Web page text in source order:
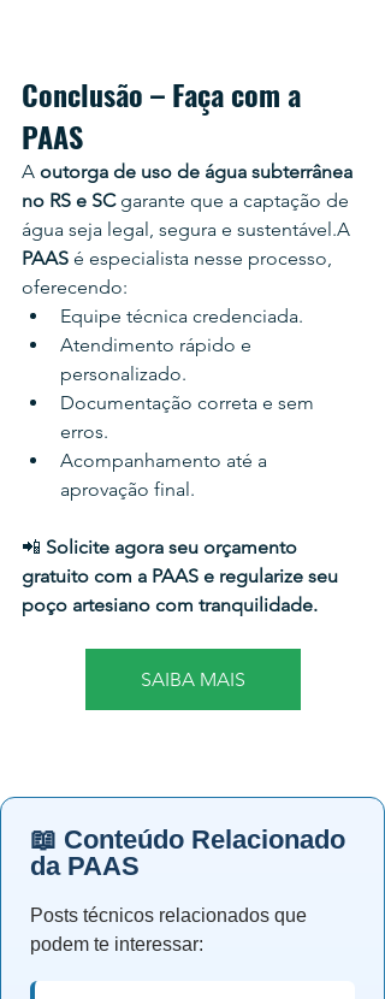
Conclusão – Faça com a
PAAS
A outorga de uso de água subterrânea
no RS e SC garante que a captação de
água seja legal, segura e sustentável.A
PAAS é especialista nesse processo,
oferecendo:
Equipe técnica credenciada.
Atendimento rápido e
personalizado.
Documentação correta e sem
erros.
Acompanhamento até a
aprovação final.
📲 Solicite agora seu orçamento
gratuito com a PAAS e regularize seu
poço artesiano com tranquilidade.
SAIBA MAIS
📖 Conteúdo Relacionado
da PAAS
Posts técnicos relacionados que
podem te interessar: